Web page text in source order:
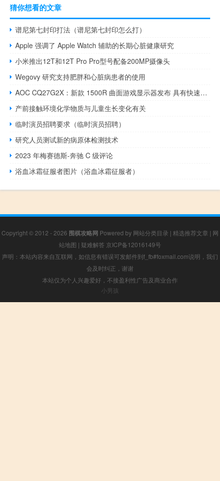
猜你想看的文章
谱尼第七封印打法（谱尼第七封印怎么打）
Apple 强调了 Apple Watch 辅助的长期心脏健康研究
小米推出12T和12T Pro Pro型号配备200MP摄像头
Wegovy 研究支持肥胖和心脏病患者的使用
AOC CQ27G2X：新款 1500R 曲面游戏显示器发布 具有快速刷新率
产前接触环境化学物质与儿童生长变化有关
临时演员招聘要求（临时演员招聘）
研究人员测试新的病原体检测技术
2023 年梅赛德斯-奔驰 C 级评论
浴血冰霜征服者图片（浴血冰霜征服者）
Copyright © 2012 - 2026 围棋攻略网 Powered by 网站分类目录 | 精选推荐文章 | 网
站地图 | 疑难解答 京ICP备12016149号
声明：本站内容来自互联网，如信息有错误可发邮件到f_fb#foxmail.com说明，我们
会及时纠正，谢谢
本站仅为个人兴趣爱好，不接盈利性广告及商业合作
小男孩